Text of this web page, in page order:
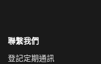
聯繫我們
登記定期通訊